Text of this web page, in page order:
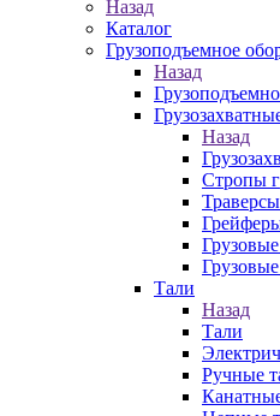
Назад
Каталог
Грузоподъемное
Назад
Назад
Стропы
Тали
Назад
Тали
Ручные